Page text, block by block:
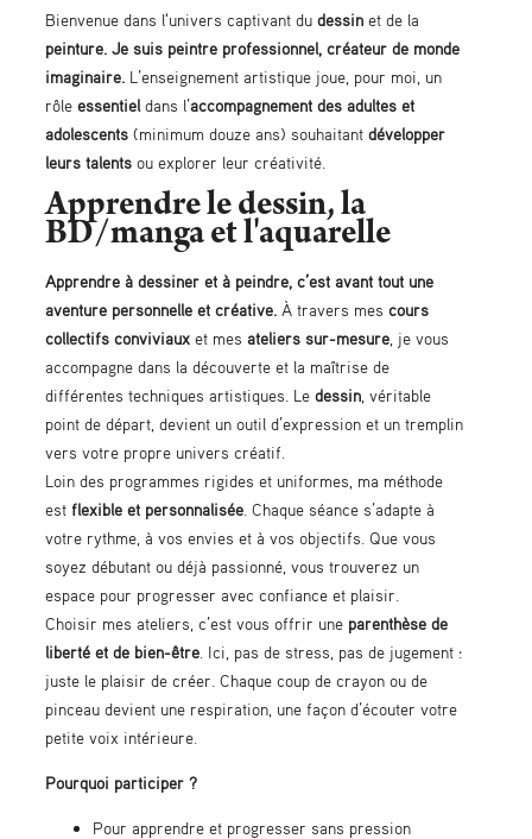
Bienvenue dans l'univers captivant du dessin et de la
peinture. Je suis peintre professionnel, créateur de monde
imaginaire. L’enseignement artistique joue, pour moi, un
rôle essentieldans l’accompagnement des adultes et
adolescents (minimum douze ans) souhaitant développer
leurs talents ou explorer leur créativité.
Apprendre le dessin, la
BD/manga et l'aquarelle
Apprendre à dessiner et à peindre, c’est avant tout une
aventure personnelle et créative. À travers mes cours
collectifs conviviaux et mes ateliers sur-mesure , je vous
accompagne dans la découverte et la maîtrise de
différentes techniques artistiques. Le dessin , véritable
point de départ, devient un outil d’expression et un tremplin
vers votre propre univers créatif.
Loin des programmes rigides et uniformes, ma méthode
est flexible et personnalisée . Chaque séance s’adapte à
votre rythme, à vos envies et à vos objectifs. Que vous
soyez débutant ou déjà passionné, vous trouverez un
espace pour progresser avec confiance et plaisir.
Choisir mes ateliers, c’est vous offrir une parenthèse de
liberté et de bien-être . Ici, pas de stress, pas de jugement :
juste le plaisir de créer. Chaque coup de crayon ou de
pinceau devient une respiration, une façon d’écouter votre
petite voix intérieure.
Pourquoi participer ?
Pour apprendre et progresser sans pression